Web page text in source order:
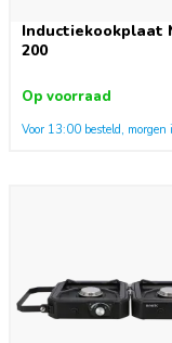
Inductiekookplaat
200
Op voorraad
Voor 13:00 besteld,